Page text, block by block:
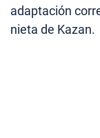
adaptación
nieta de Kazan.